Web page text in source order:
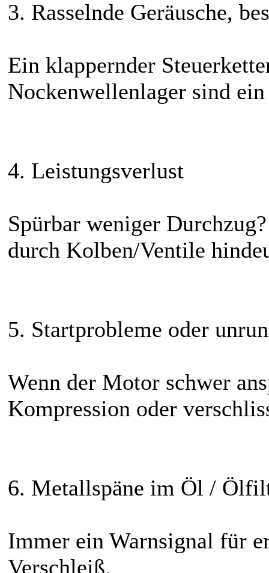
3. Rasselnde Geräusche,
Ein klappernder
Nockenwellenlager sind
4. Leistungsverlust
Spürbar weniger
durch Kolben/Ventile
5. Startprobleme oder
Wenn der Motor schwer
Kompression oder
6. Metallspäne im Öl /
Immer ein Warnsignal für
Verschleiß.